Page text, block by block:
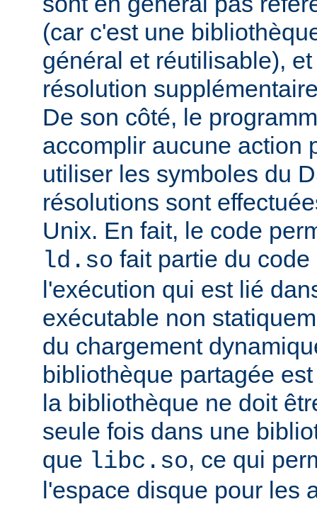
(car c'est une
général et réutilisable),
résolution
De son côté, le
accomplir aucune action
utiliser les symboles du
résolutions sont
Unix. En fait, le code
ld.so fait partie du
l'exécution qui est lié
exécutable non
du chargement
bibliothèque partagée
la bibliothèque ne doit
seule fois dans une
que libc.so, ce qui
l'espace disque pour les